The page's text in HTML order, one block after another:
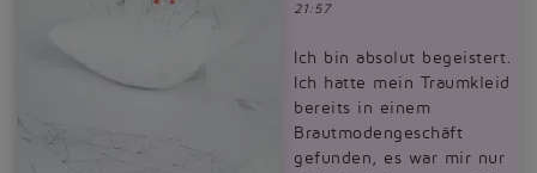
21:57
Ich bin absolut begeistert.
Ich hatte mein Traumkleid
bereits in einem
Brautmodengeschäft
gefunden, es war mir nur